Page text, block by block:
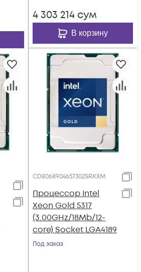
4 303 214 сум
В корзину
CD8068904657302SRKXM
Процессор Intel
Xeon Gold 5317
(3.00GHz/18Mb/12-
core) Socket LGA4189
Под заказ